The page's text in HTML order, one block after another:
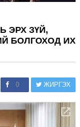
ЭРХ ЗҮЙ,
БОЛГОХОД ИХ
0 ЖИРГЭХ